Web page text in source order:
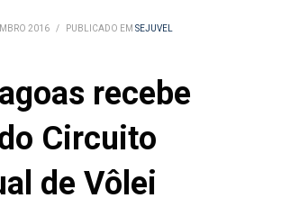
2016 / PUBLICADO EM SEJUVEL
recebe
Circuito
de Vôlei